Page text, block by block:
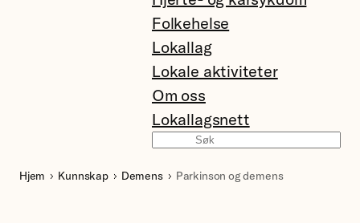
Folkehelse
Lokallag
Lokale aktiviteter
Om oss
Lokallagsnett
Hjem Kunnskap Demens Parkinson og demens